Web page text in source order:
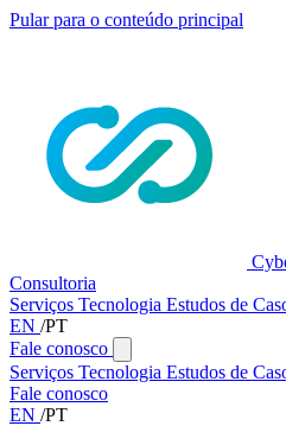
Pular para o conteúdo principal
Consultoria
Serviços Tecnologia Estudos de
EN /PT
Fale conosco
Serviços Tecnologia Estudos de
Fale conosco
EN /PT